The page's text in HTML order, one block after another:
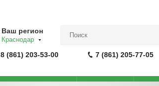
Ваш регион
Краснодар
8 (861) 203-53-00 7 (861) 205-77-05